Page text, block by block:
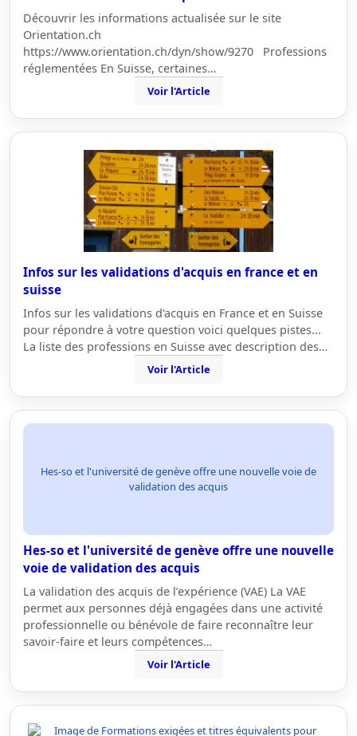
Découvrir les informations actualisée sur le site
Orientation.ch
https://www.orientation.ch/dyn/show/9270 Professions
réglementées En Suisse, certaines…
Voir l'Article
Infos sur les validations d'acquis en france et en
suisse
Infos sur les validations d'acquis en France et en Suisse
pour répondre à votre question voici quelques pistes...
La liste des professions en Suisse avec description des…
Voir l'Article
Hes-so et l'université de genève offre une nouvelle voie de
validation des acquis
Hes-so et l'université de genève offre une nouvelle
voie de validation des acquis
La validation des acquis de l’expérience (VAE) La VAE
permet aux personnes déjà engagées dans une activité
professionnelle ou bénévole de faire reconnaître leur
savoir-faire et leurs compétences…
Voir l'Article